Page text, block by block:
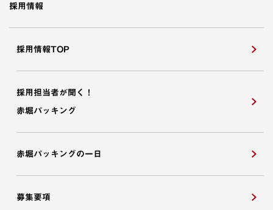
採用情報
採用情報TOP
採用担当者が聞く！
赤堀パッキング
赤堀パッキングの一日
募集要項